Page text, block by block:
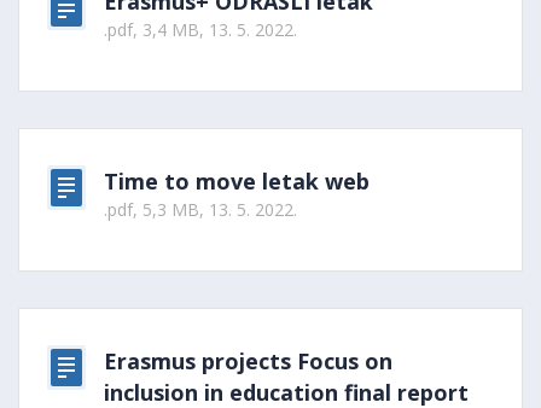
.pdf, 3,4 MB, 13. 5. 2022.
Time to move letak web
.pdf, 5,3 MB, 13. 5. 2022.
Erasmus projects Focus on
inclusion in education final report